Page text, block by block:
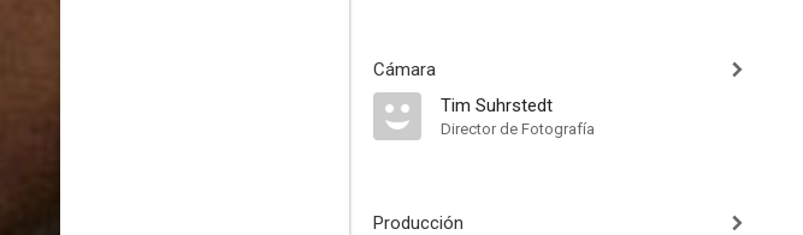
Cámara
Tim Suhrstedt
Director de Fotografía
Producción